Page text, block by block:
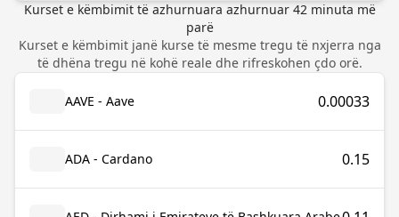
Kurset e këmbimit të azhurnuara azhurnuar 42minuta më
parë
Kurset e këmbimit janë kurse të mesme tregu të nxjerra nga
të dhëna tregu në kohë reale dhe rifreskohen çdo orë.
AAVE - Aave 0.00033
ADA - Cardano 0.15